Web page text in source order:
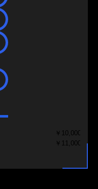
￥10,000（税
￥11,000（税